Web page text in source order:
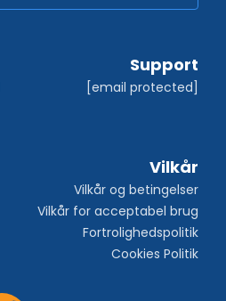
Support
[email protected]
Vilkår
Vilkår og betingelser
Vilkår for acceptabel brug
Fortrolighedspolitik
Cookies Politik